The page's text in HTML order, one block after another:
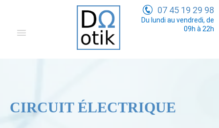
Communication
07 45 19 29 98
Du lundi au vendredi, de
09h à 22h
CIRCUIT ÉLECTRIQUE